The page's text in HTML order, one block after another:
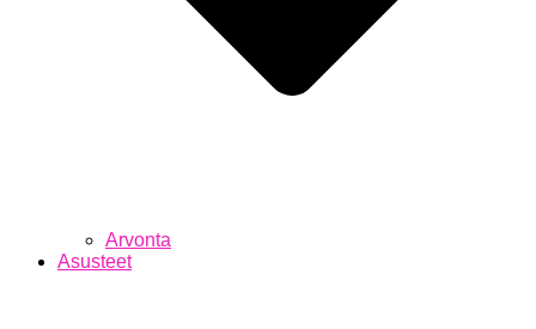
Arvonta
Asusteet